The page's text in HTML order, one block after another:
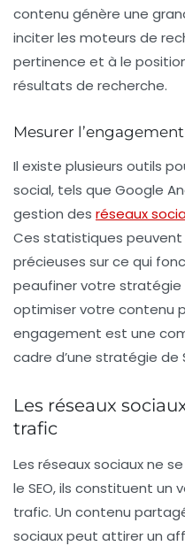
contenu génère une
inciter les moteurs de
pertinence et à le
résultats de recherche.
Mesurer
Il existe plusieurs outils
social, tels que Google
gestion des réseaux
Ces statistiques
précieuses sur ce qui
peaufiner votre stratégie
optimiser votre contenu
engagement est une
cadre d’une stratégie de
Les réseaux
trafic
Les réseaux sociaux ne
le SEO, ils constituent un
trafic. Un contenu
sociaux peut attirer un